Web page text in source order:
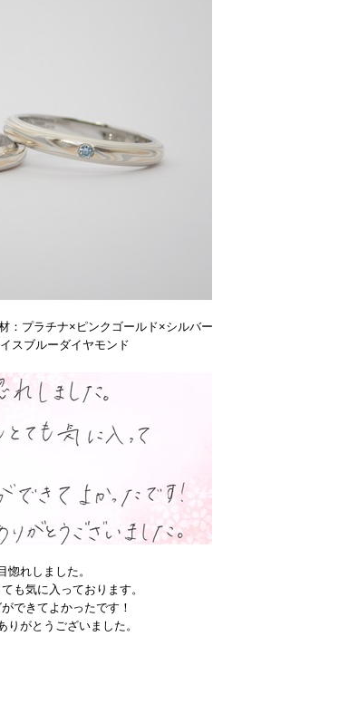
：プラチナ×ピンクゴールド×シルバー
スブルーダイヤモンド
惚れしました。
も気に入っております。
できてよかったです！
がとうございました。